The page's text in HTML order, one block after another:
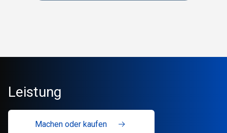
Leistung
Machen oder kaufen